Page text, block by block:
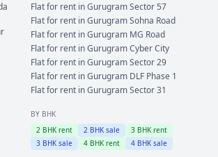
Flat for rent inGurugramSector 57
Flat for rent inGurugramSohna Road
Flat for rent inGurugram MG Road
Flat for rent inGurugramCyber City
Flat for rent inGurugramSector 29
Flat for rent inGurugram DLF Phase 1
Flat for rent inGurugramSector 31
BY BHK
2 BHK rent 2 BHK sale 3 BHK rent
3 BHK sale 4 BHK rent 4 BHK sale